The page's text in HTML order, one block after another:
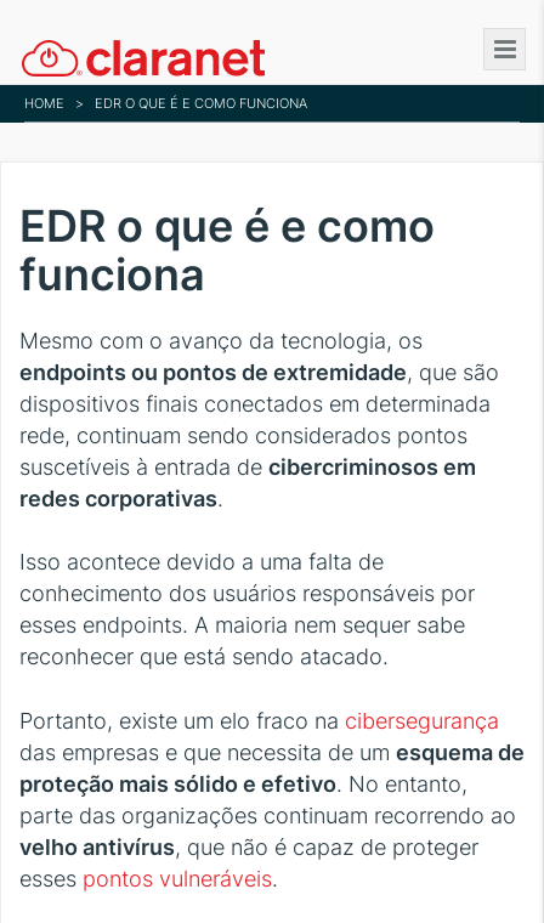
to
main
content
HOME > EDR O QUE É E COMO FUNCIONA
EDR o que é e como
funciona
Mesmo com o avanço da tecnologia, os
endpoints ou pontos de extremidade, que são
dispositivos finais conectados em determinada
rede, continuam sendo considerados pontos
suscetíveis à entrada de cibercriminosos em
redes corporativas.
Isso acontece devido a uma falta de
conhecimento dos usuários responsáveis por
esses endpoints. A maioria nem sequer sabe
reconhecer que está sendo atacado.
Portanto, existe um elo fraco na cibersegurança
das empresas e que necessita de um esquema de
proteção mais sólido e efetivo. No entanto,
parte das organizações continuam recorrendo ao
velho antivírus, que não é capaz de proteger
esses pontos vulneráveis.